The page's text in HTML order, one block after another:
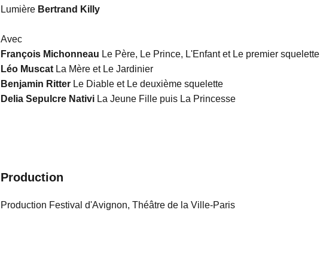
Lumière Bertrand Killy
Avec
François Michonneau Le Père, Le Prince, L'Enfant et Le premier squelette
Léo MuscatLa Mère et Le Jardinier
Benjamin RitterLe Diable et Le deuxième squelette
Delia Sepulcre NativiLa Jeune Fille puis La Princesse
Production
Production Festival d'Avignon, Théâtre de la Ville-Paris